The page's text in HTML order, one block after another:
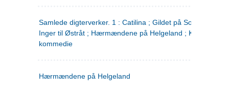
Samlede digterverker. 1 : Catilina ; Gildet på Solhaug ; Fru
Inger til Østråt ; Hærmændene på Helgeland ;
kommedie
Hærmændene på Helgeland